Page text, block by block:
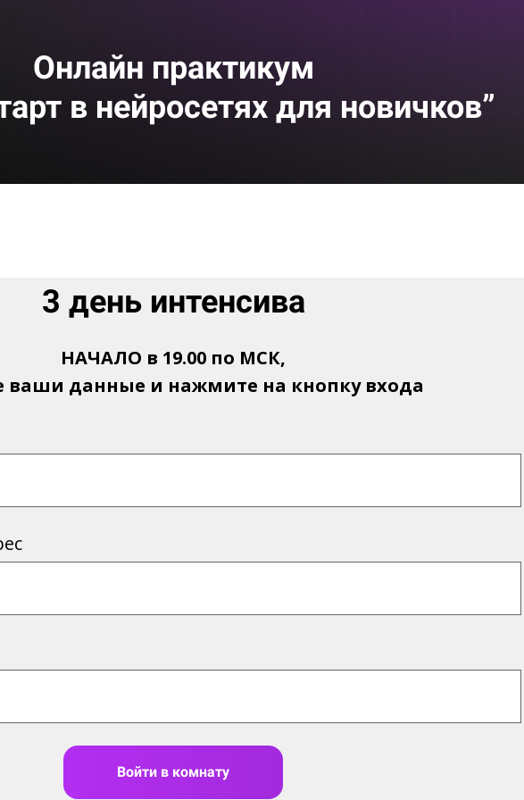
Онлайн практикум
в нейросетях для новичков”
3 день интенсива
НАЧАЛО в 19.00 по МСК,
ваши данные и нажмите на кнопку входа
Войти в комнату